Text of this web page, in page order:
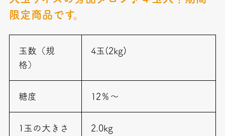
限定商品です。
玉数（規
格）
4玉(2kg)
糖度 12％～
1玉の大きさ 2.0kg